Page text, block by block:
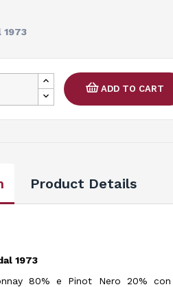
1973
ADD TO CART
Product Details
1973
80% e Pinot Nero 20%